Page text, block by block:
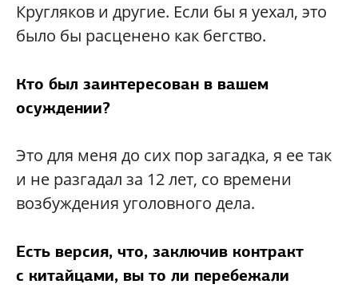
Кругляков и другие. Если бы я уехал, это
было бы расценено как бегство.
Кто был заинтересован в вашем
осуждении?
Это для меня до сих пор загадка, я ее так
и не разгадал за 12 лет, со времени
возбуждения уголовного дела.
Есть версия, что, заключив контракт
с китайцами, вы то ли перебежали